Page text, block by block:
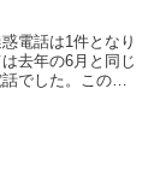
電話は1件となり
去年の6月と同じ
でした。この時